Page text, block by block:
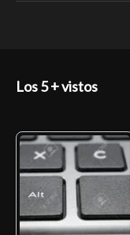
Los 5 + vistos